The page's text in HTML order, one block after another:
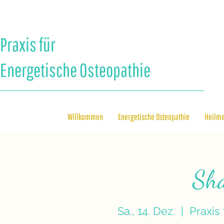
Praxis für
Energetische Osteopathie
Willkommen Energetische Osteopathie
Sa., 14. Dez.
  |